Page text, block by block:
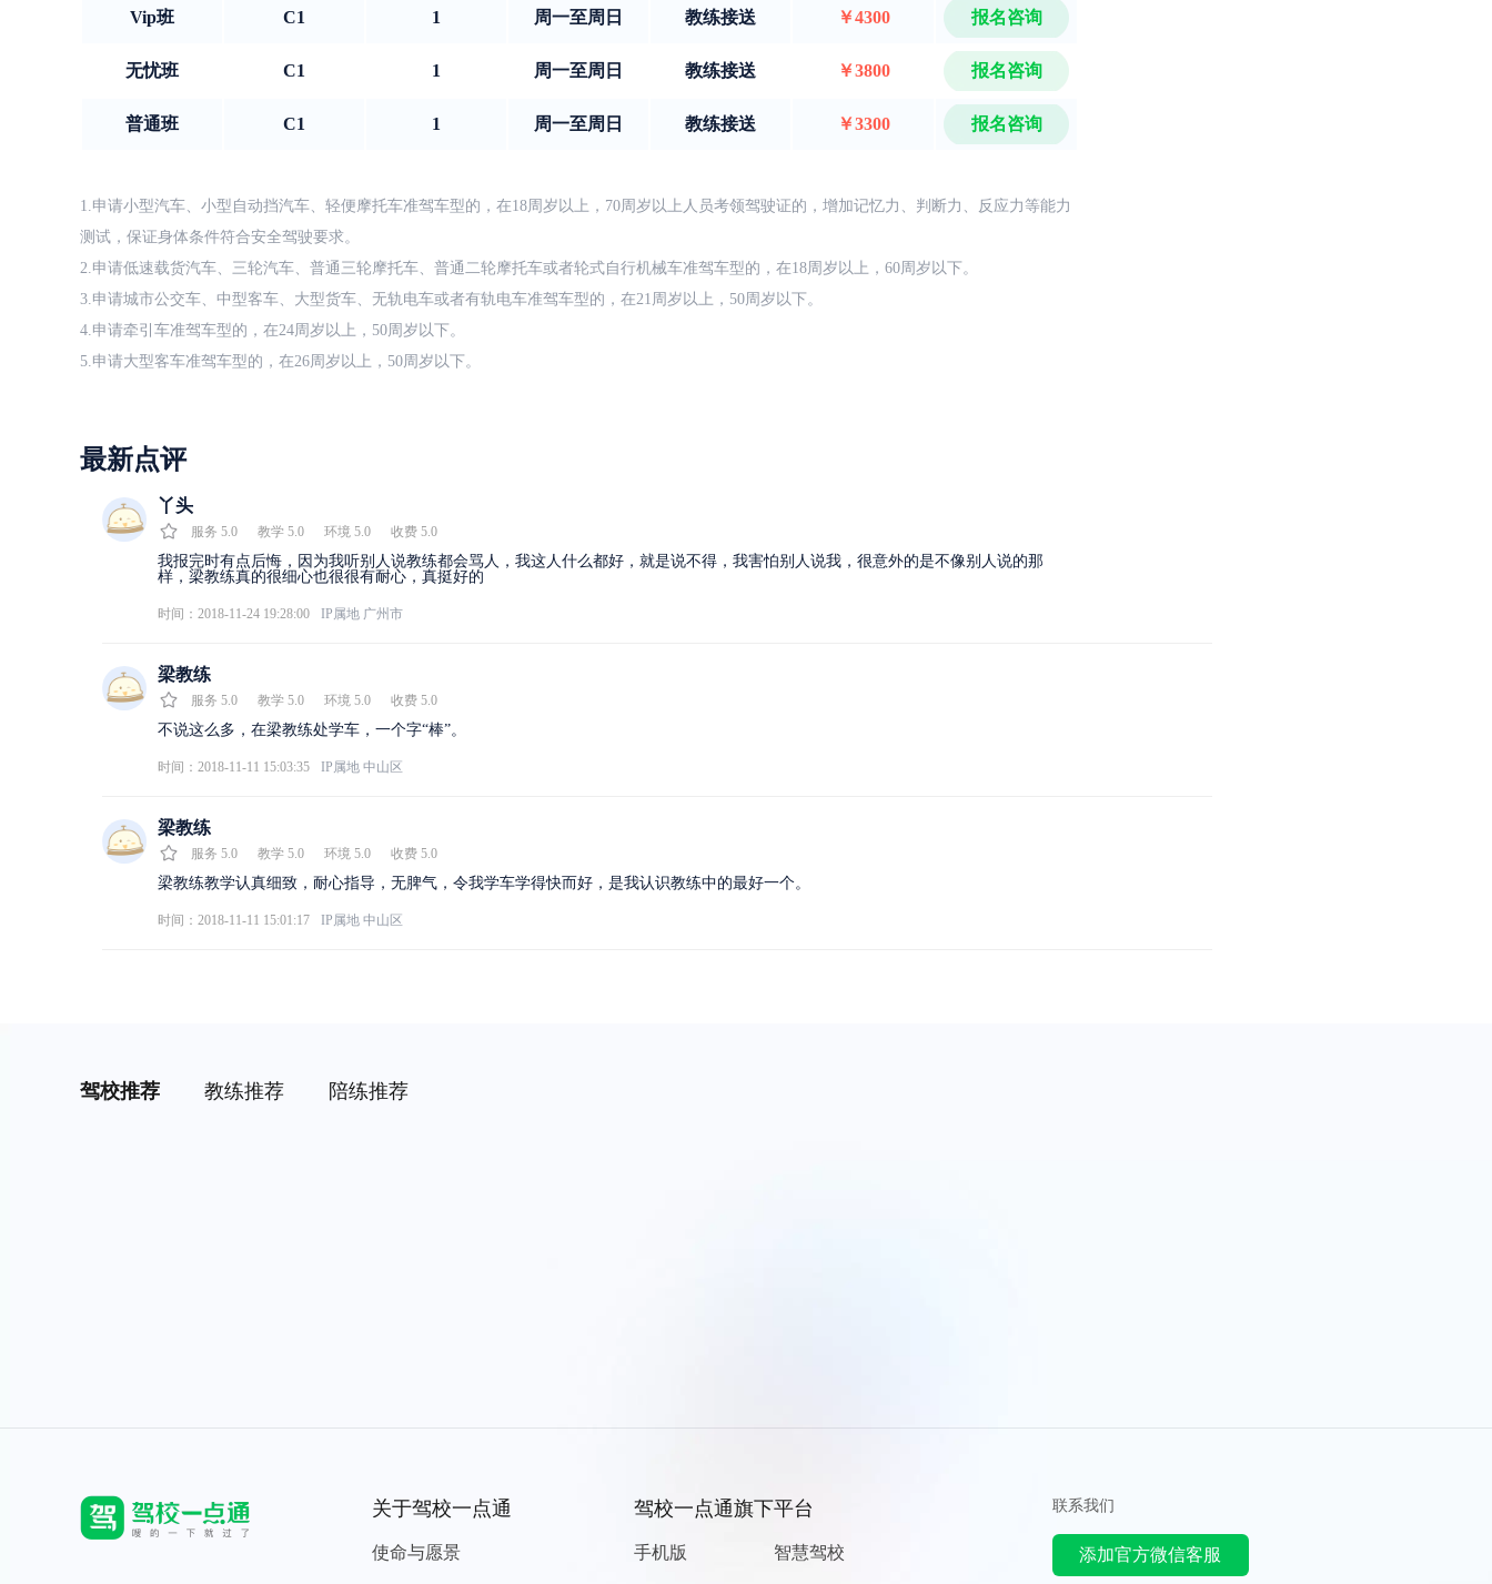
Vip班 C1 1 周一至周日 教练接送 ￥4300 报名咨询
无忧班 C1 1 周一至周日 教练接送 ￥3800 报名咨询
普通班 C1 1 周一至周日 教练接送 ￥3300 报名咨询
1.申请小型汽车、小型自动挡汽车、轻便摩托车准驾车型的，在18周岁以上，70周岁以上人员考领驾驶证的，增加记忆力、判断力、反应力等能力
测试，保证身体条件符合安全驾驶要求。
2.申请低速载货汽车、三轮汽车、普通三轮摩托车、普通二轮摩托车或者轮式自行机械车准驾车型的，在18周岁以上，60周岁以下。
3.申请城市公交车、中型客车、大型货车、无轨电车或者有轨电车准驾车型的，在21周岁以上，50周岁以下。
4.申请牵引车准驾车型的，在24周岁以上，50周岁以下。
5.申请大型客车准驾车型的，在26周岁以上，50周岁以下。
最新点评
丫头
服务 5.0 教学 5.0 环境 5.0 收费 5.0
我报完时有点后悔，因为我听别人说教练都会骂人，我这人什么都好，就是说不得，我害怕别人说我，很意外的是不像别人说的那
样，梁教练真的很细心也很很有耐心，真挺好的
时间：2018-11-24 19:28:00 IP属地 广州市
梁教练
服务 5.0 教学 5.0 环境 5.0 收费 5.0
不说这么多，在梁教练处学车，一个字“棒”。
时间：2018-11-11 15:03:35 IP属地 中山区
梁教练
服务 5.0 教学 5.0 环境 5.0 收费 5.0
梁教练教学认真细致，耐心指导，无脾气，令我学车学得快而好，是我认识教练中的最好一个。
时间：2018-11-11 15:01:17 IP属地 中山区
驾校推荐 教练推荐 陪练推荐
关于驾校一点通
使命与愿景
驾校一点通旗下平台
手机版 智慧驾校
联系我们
添加官方微信客服